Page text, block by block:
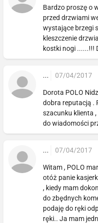
Bardzo proszę o
przed drzwiami
wystające brzegi
kleszczenie
kostki nogi ......!!!
... 07/04/2017
Dorota POLO
dobra reputacją .
szacunku klienta
do wiadomości
... 07/04/2017
Witam , POLO
otóż panie
, kiedy mam
do zbędnych
podaję do ręki
ręki.. Ja mam